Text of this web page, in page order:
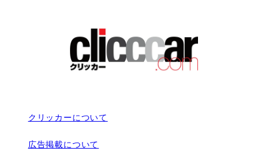
クリッカーについて
広告掲載について